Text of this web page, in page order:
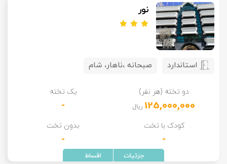
نور
استاندارد صبحانه ،ناهار، شام
دو تخته (هر نفر)
125,000,000 ریال
یک تخته
-
کودک با تخت
-
بدون تخت
-